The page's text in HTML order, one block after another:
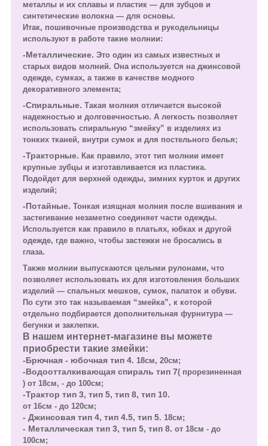
металлы и их сплавы и пластик — для зубцов и
синтетические волокна — для основы.
Итак, пошивочные производства и рукодельницы
используют в работе такие молнии:
-Металлические. Это один из самых известных и
старых видов молний. Она используется на джинсовой
одежде, сумках, а также в качестве модного
декоративного элемента;
-Спиральные. Такая молния отличается высокой
надежностью и долговечностью. А легкость позволяет
использовать спиральную “змейку” в изделиях из
тонких тканей, внутри сумок и для постельного белья;
-Тракторные. Как правило, этот тип молнии имеет
крупные зубцы и изготавливается из пластика.
Подойдет для верхней одежды, зимних курток и других
изделий;
-Потайные. Тонкая изящная молния после вшивания и
застегивание незаметно соединяет части одежды.
Используется как правило в платьях, юбках и другой
одежде, где важно, чтобы застежки не бросались в
глаза.
Также молнии выпускаются целыми рулонами, что
позволяет использовать их для изготовления больших
изделий — спальных мешков, сумок, палаток и обуви.
По сути это так называемая “змейка”, к которой
отдельно подбирается дополнительная фурнитура —
бегунки и заклепки.
В нашем интернет-магазине вы можете
приобрести такие змейки:
-Брючная - юбочная тип 4. 18см, 20см;
-Водоотталкивающая спираль тип 7( прорезиненная
) от 18см, - до 100см;
-Трактор тип 3, тип 5, тип 8, тип 10.
от 16см - до 120см;
- Джинсовая тип 4, тип 4.5, тип 5. 18см;
- Металлическая тип 3, тип 5, тип 8. от 18см - до
100см;